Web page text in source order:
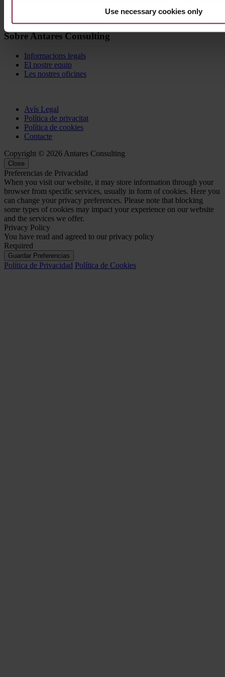
Use necessary cookies only
Sobre Antares Consulting
Informacions legals
El nostre equip
Les nostres oficines
Avís Legal
Política de privacitat
Política de cookies
Contacte
Copyright © 2026 Antares Consulting
Close
Preferencias de Privacidad
When you visit our website, it may store information through your
browser from specific services, usually in form of cookies. Here you
can change your privacy preferences. Please note that blocking
some types of cookies may impact your experience on our website
and the services we offer.
Privacy Policy
You have read and agreed to our privacy policy
Required
Guardar Preferencias
Política de Privacidad Política de Cookies